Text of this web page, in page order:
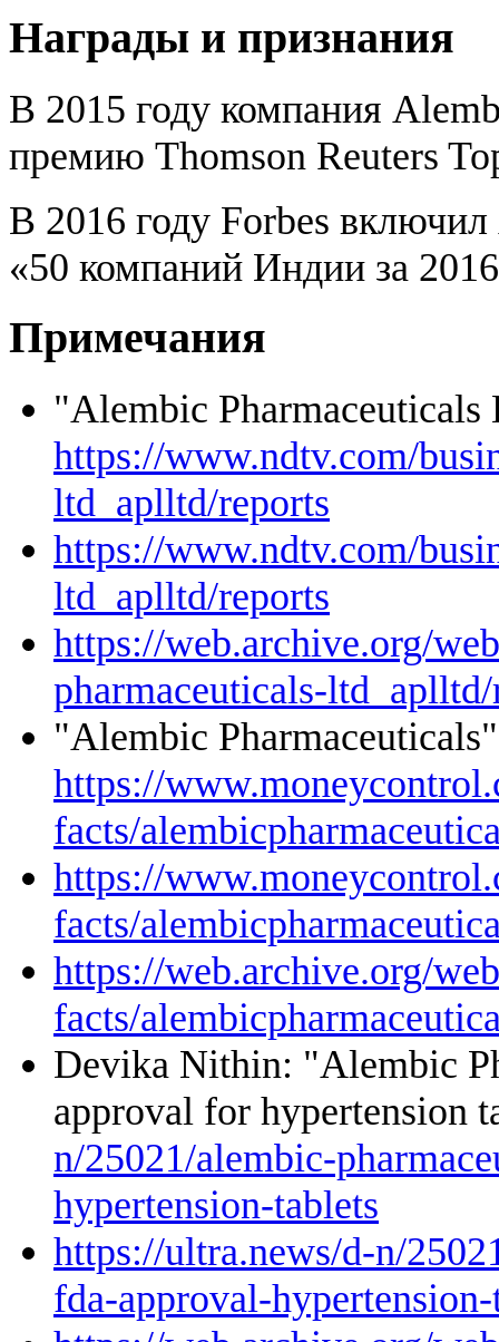
Награды и признания
В 2015 году компания
премию Thomson Reuters
В 2016 году Forbes
«50 компаний Индии за
Примечания
"Alembic
https://www.ndtv.com/
ltd_aplltd/reports
https://www.ndtv.com/
ltd_aplltd/reports
https://web.archive.org/
pharmaceuticals-
"Alembic
https://
facts/
https://
facts/
https://web.archive.org/
facts/
Devika Nithin: "Alembic
approval for
n/25021/alembic-
hypertension-tablets
https://ultra.news/d-n/
fda-approval-